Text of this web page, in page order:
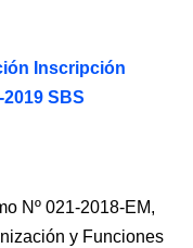
Inscripción
SBS
Nº 021-2018-EM,
y Funciones